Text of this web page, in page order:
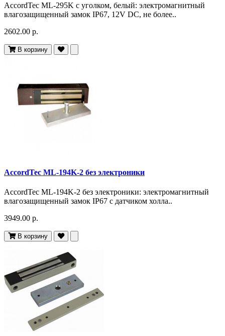
AccordTec ML-295K с уголком, белый: электромагнитный
влагозащищенный замок IP67, 12V DC, не более..
2602.00 р.
В корзину
AccordTec ML-194K-2 без электроники
AccordTec ML-194K-2 без электроники: электромагнитный
влагозащищенный замок IP67 c датчиком холла..
3949.00 р.
В корзину